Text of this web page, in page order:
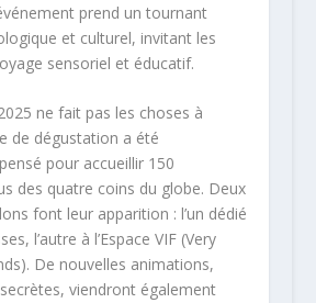
prend un tournant
et culturel, invitant les
sensoriel et éducatif.
ne fait pas les choses à
de dégustation a été
pour accueillir 150
des quatre coins du globe. Deux
font leur apparition : l’un dédié
l’autre à l’Espace VIF (Very
De nouvelles animations,
viendront également